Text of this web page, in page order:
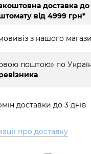
доставка до
від 4999 грн*
з нашого
поштою» по
доставки до 3 днів
про доставку